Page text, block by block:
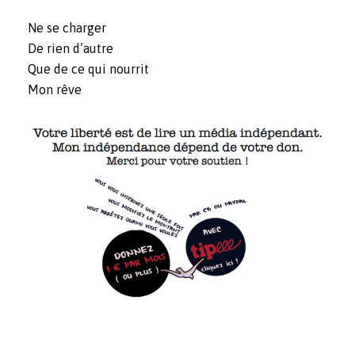
Ne se charger
De rien d’autre
Que de ce qui nourrit
Mon rêve